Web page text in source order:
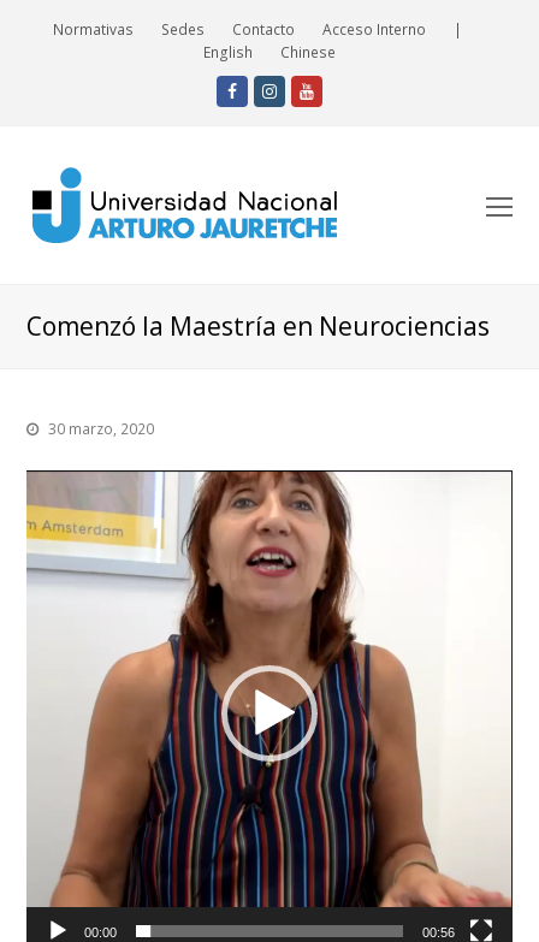
Normativas Sedes Contacto Acceso Interno
|
English
Chinese
Facebook
Instagram
Youtube
Comenzó la Maestría en Neurociencias
30 marzo, 2020
de
vídeo
00:00 00:56